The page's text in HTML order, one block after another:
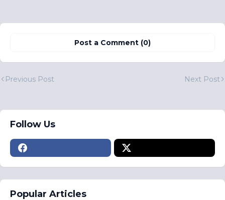
Post a Comment (0)
Previous Post Next Post
Follow Us
Popular Articles